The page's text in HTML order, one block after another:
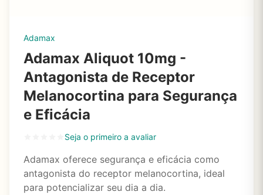
Adamax
Adamax Aliquot 10mg -
Antagonista de Receptor
Melanocortina para Segurança
e Eficácia
Seja o primeiro a avaliar
Adamax oferece segurança e eficácia como
antagonista do receptor melanocortina, ideal
para potencializar seu dia a dia.